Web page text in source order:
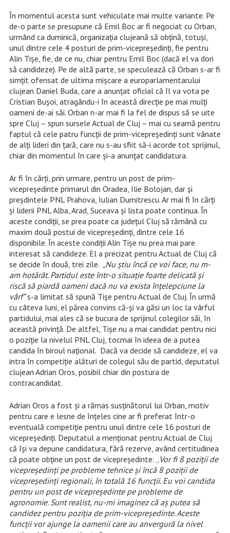
În momentul acesta sunt vehiculate mai multe variante. Pe
de-o parte se presupune că Emil Boc ar fi negociat cu Orban,
urmând ca duminică, organizația clujeană să obțină, totuși,
unul dintre cele 4 posturi de prim-vicepreședinți, fie pentru
Alin Tișe, fie, de ce nu, chiar pentru Emil Boc (dacă el va dori
să candideze). Pe de altă parte, se speculează că Orban s-ar fi
simțit ofensat de ultima mișcare a europarlamentarului
clujean Daniel Buda, care a anunțat oficial că îl va vota pe
Cristian Bușoi, atragându-i în această direcție pe mai mulți
oameni de-ai săi. Orban n-ar mai fi la fel de dispus să se uite
spre Cluj – spun sursele Actual de Cluj – mai cu seamă pentru
faptul că cele patru funcții de prim-vicepreședinți sunt vânate
de alți lideri din țară, care nu s-au sfiit să-i acorde tot sprijinul,
chiar din momentul în care și-a anunțat candidatura.
Ar fi în cărți, prin urmare, pentru un post de prim-
vicepreședinte primarul din Oradea, Ilie Bolojan, dar și
preșdintele PNL Prahova, Iulian Dumitrescu. Ar mai fi în cărți
și liderii PNL Alba, Arad, Suceava și lista poate continua. În
aceste condiții, se prea poate ca județul Cluj să rămână cu
maxim două postui de vicepreședinți, dintre cele 16
disponibile. În aceste condiții Alin Tișe nu prea mai pare
interesat să candideze. El a precizat pentru Actual de Cluj că
se decide în două, trei zile. „Nu știu încă ce voi face, nu m-
am hotărât. Partidul este într-o situație foarte delicată și
riscă să piardă oameni dacă nu va exista înțelepciune la
vârf”s-a limitat să spună Tișe pentru Actual de Cluj. În urmă
cu câteva luni, el părea convins că-și va găsi un loc la vârful
partidului, mai ales că se bucura de sprijinul colegilor săi, în
această privință. De altfel, Tișe nu a mai candidat pentru nici
o poziție la nivelul PNL Cluj, tocmai în ideea de a putea
candida în biroul național. Dacă va decide să candideze, el va
intra în competiție alături de colegul său de partid, deputatul
clujean Adrian Oros, posibil chiar din postura de
contracandidat.
Adrian Oros a fost și a rămas susținătorul lui Orban, motiv
pentru care e lesne de înțeles cine ar fi preferat într-o
eventuală competiție pentru unul dintre cele 16 posturi de
vicepreședinți. Deputatul a menționat pentru Actual de Cluj
că își va depune candidatura, fără rezerve, având certitudinea
că poate obține un post de vicepreședinte: „Vor fi 8 poziții de
vicepreședinți pe probleme tehnice și încă 8 poziții de
vicepreședinți regionali, în totală 16 funcții. Eu voi candida
pentru un post de vicepreședinte pe probleme de
agronomie. Sunt realist, nu-mi imaginez că aș putea să
candidez pentru poziția de prim-vicepreședinte. Aceste
funcții vor ajunge la oamenii care au anvergură la nivel